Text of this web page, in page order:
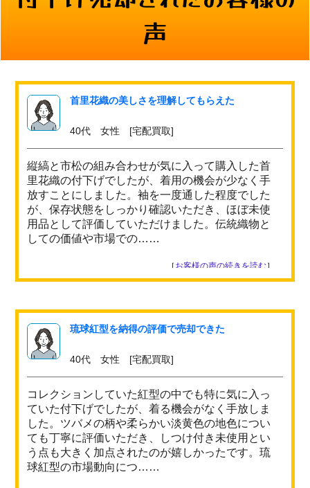
声
首里花織の美しさを理解してもらえた
40代 女性 [宅配買取]
縦縞と市松の組み合わせが気に入って購入した首
里花織の付下げでしたが、着用の機会が少なく手
放すことにしました。袖を一度通した程度でした
が、保存状態をしっかり確認いただき、ほぼ未使
用品として評価していただけました。伝統織物と
しての価値や市場での……
［ お客様の声の続きを読む］
琉球紅型を納得の評価で売却できた
40代 女性 [宅配買取]
コレクションしていた紅型の中でも特に気に入っ
ていた付下げでしたが、着る機会がなく手放しま
した。ツバメの柄や柔らかい淡黄色の地色につい
ても丁寧に評価いただき、しつけ付き未使用とい
う点も大きく加点されたのが嬉しかったです。琉
球紅型の市場動向につ……